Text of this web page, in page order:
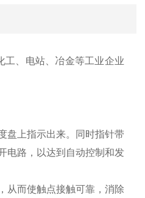
工、电站、冶金等工业企业
盘上指示出来。同时指针带
电路，以达到自动控制和发
从而使触点接触可靠，消除